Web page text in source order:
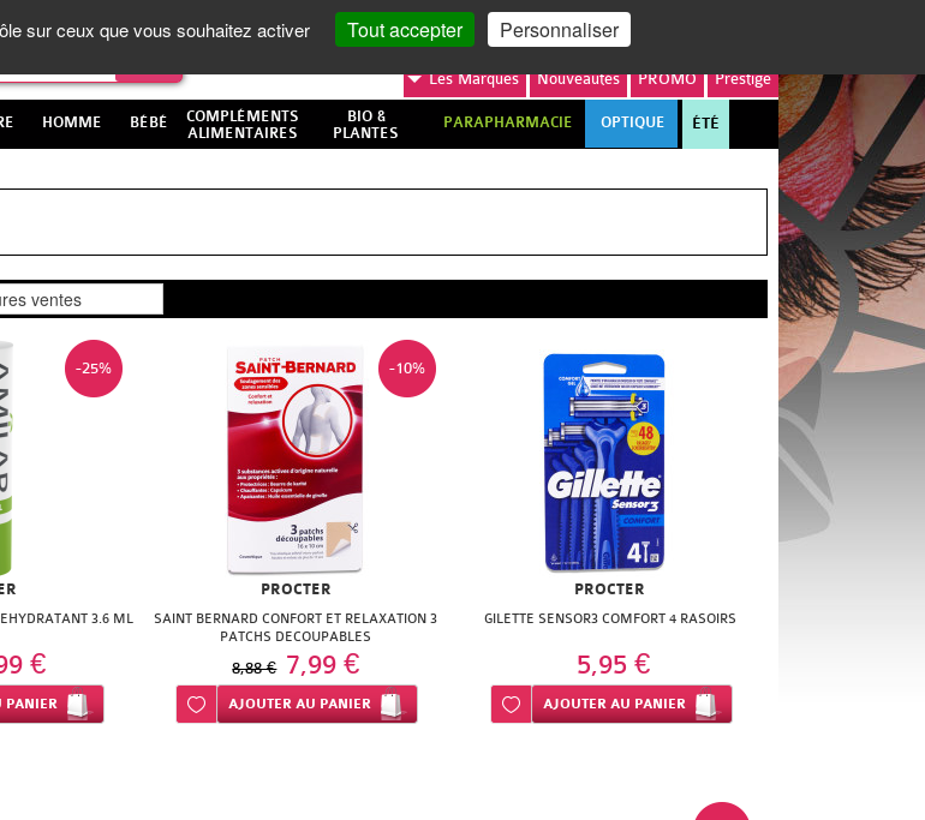
MON COMPTE
LesMarques Nouveautés PROMO Prestige
HOMME BÉBÉ
COMPLÉMENTS
ALIMENTAIRES
BIO &
PLANTES
PARAPHARMACIE OPTIQUE ÉTÉ
-25%
3.6 ML
€
PANIER
-10%
PROCTER
SAINT BERNARD CONFORT ET RELAXATION 3
PATCHS DECOUPABLES
8,88 € 7,99 €
Ajouter à ma liste d’envie
AJOUTERAU PANIER
PROCTER
GILETTE SENSOR3 COMFORT 4 RASOIRS
5,95 €
Ajouter à ma liste d’envie
AJOUTER AU PANIER
sur ceux que vous souhaitez activer Tout accepter Personnaliser